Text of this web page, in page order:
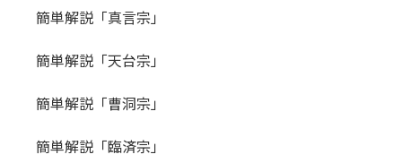
簡単解説「真言宗」
簡単解説「天台宗」
簡単解説「曹洞宗」
簡単解説「臨済宗」